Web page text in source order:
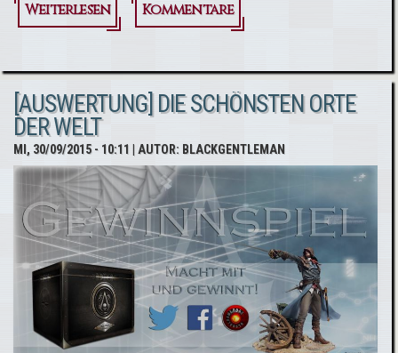
Weiterlesen
über Neue
Grafikkarten-
Aktion mit
Assassin's
Creed
Syndicate
Kommentare
[AUSWERTUNG] DIE SCHÖNSTEN ORTE
DER WELT
MI, 30/09/2015 - 10:11 | AUTOR: BLACKGENTLEMAN